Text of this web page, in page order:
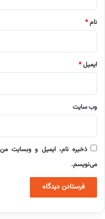
نام*
ایمیل*
وب‌ سایت
ذخیره نام، ایمیل و وبسایت من
می‌نویسم.